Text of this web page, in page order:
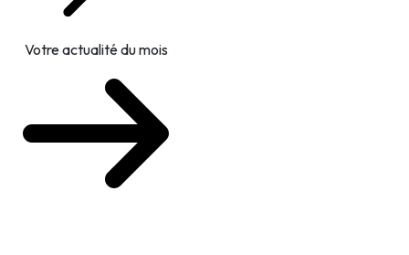
Votre actualité du mois